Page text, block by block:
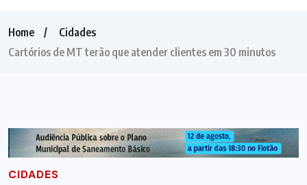
Home
Cidades
Cartórios de MT terão que atender clientes em 30 minutos
CIDADES